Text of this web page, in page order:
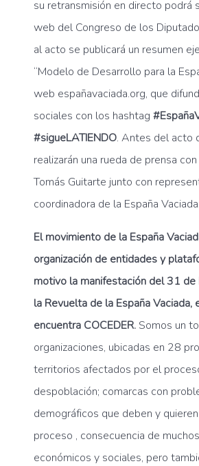
su retransmisión en directo podrá
web del Congreso de los
al acto se publicará un resumen
“Modelo de Desarrollo para la
web españavaciada.org, que
sociales con los hashtag
#sigueLATIENDO. Antes del acto
realizarán una rueda de prensa
Tomás Guitarte junto con
coordinadora de la España Vaciada.
El movimiento de la España
organización de entidades y
motivo la manifestación del 31
la Revuelta de la España Vaciada,
encuentra COCEDER. Somos un
organizaciones, ubicadas en 28
territorios afectados por el
despoblación; comarcas con
demográficos que deben y
proceso , consecuencia de
económicos y sociales, pero